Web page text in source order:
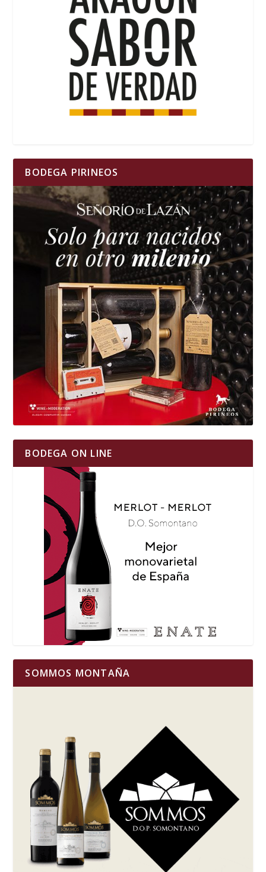
BODEGA PIRINEOS
BODEGA ON LINE
SOMMOS MONTAÑA